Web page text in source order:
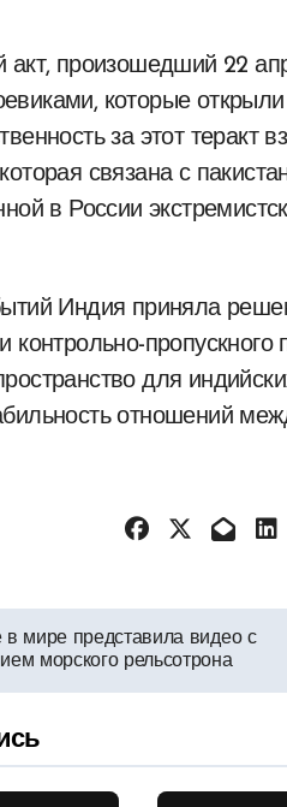
акт, произошедший 22
которые
за этот теракт
связана с
в России
Индия приняла
контрольно-
для
отношений
мире представила видео с
морского рельсотрона